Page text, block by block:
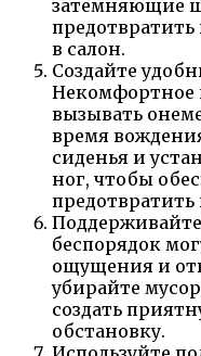
затемняющие
предотвратить
в салон.
Создайте
Некомфортное
вызывать
время
сиденья и
ног, чтобы
Поддерживайте
беспорядок
ощущения и
убирайте
создать
обстановку.